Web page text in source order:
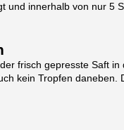
und innerhalb von nur 5
frisch gepresste Saft
kein Tropfen daneben.